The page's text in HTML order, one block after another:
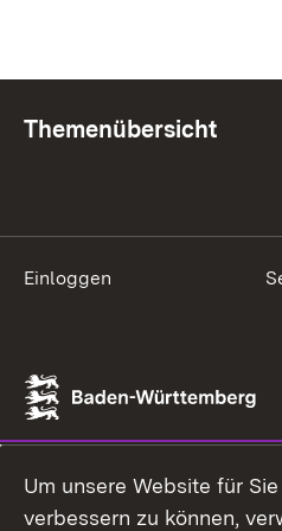
Themenübersicht
Einloggen
Um unsere Website für
verbessern zu können,